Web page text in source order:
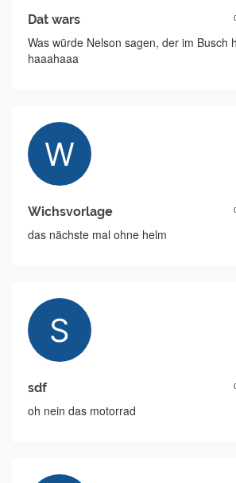
Dat wars
Was würde Nelson sagen, der im Busch
haaahaaa
Wichsvorlage
das nächste mal ohne helm
sdf
oh nein das motorrad